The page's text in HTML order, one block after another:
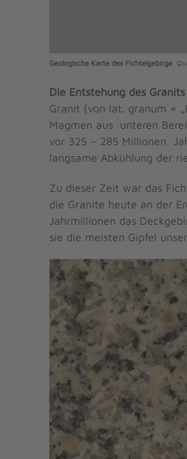
Geologische Karte des Fichtelgebirge
Die Entstehung des Granits
Granit (von lat. granum =
Magmen aus unteren
vor 325 – 285 Millionen
langsame Abkühlung der
Zu dieser Zeit war das
die Granite heute an der
Jahrmillionen das
sie die meisten Gipfel